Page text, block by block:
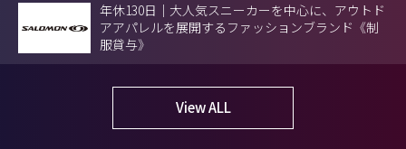
年休130日｜大人気スニーカーを中心に、アウトド
アアパレルを展開するファッションブランド《制
服貸与》
View ALL